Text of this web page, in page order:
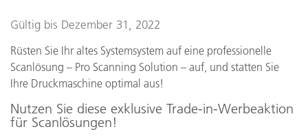
Gültig bis Dezember 31, 2022
Rüsten Sie Ihr altes Systemsystem auf eine professionelle
Scanlösung – Pro Scanning Solution – auf, und statten Sie
Ihre Druckmaschine optimal aus!
Nutzen Sie diese exklusive Trade-in-Werbeaktion
für Scanlösungen!